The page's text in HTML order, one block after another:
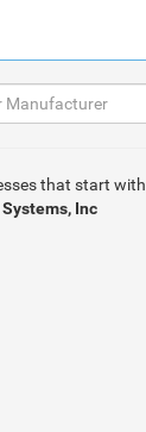
that start with
Inc